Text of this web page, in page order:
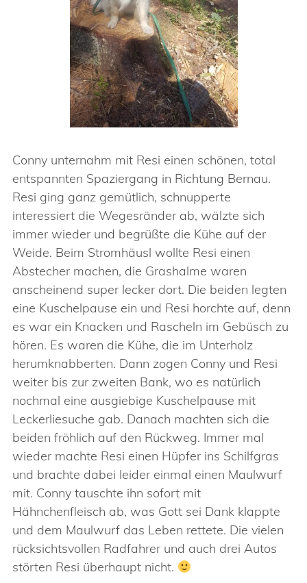
Conny unternahm mit Resi einen schönen, total
entspannten Spaziergang in Richtung Bernau.
Resi ging ganz gemütlich, schnupperte
interessiert die Wegesränder ab, wälzte sich
immer wieder und begrüßte die Kühe auf der
Weide. Beim Stromhäusl wollte Resi einen
Abstecher machen, die Grashalme waren
anscheinend super lecker dort. Die beiden legten
eine Kuschelpause ein und Resi horchte auf, denn
es war ein Knacken und Rascheln im Gebüsch zu
hören. Es waren die Kühe, die im Unterholz
herumknabberten. Dann zogen Conny und Resi
weiter bis zur zweiten Bank, wo es natürlich
nochmal eine ausgiebige Kuschelpause mit
Leckerliesuche gab. Danach machten sich die
beiden fröhlich auf den Rückweg. Immer mal
wieder machte Resi einen Hüpfer ins Schilfgras
und brachte dabei leider einmal einen Maulwurf
mit. Conny tauschte ihn sofort mit
Hähnchenfleisch ab, was Gott sei Dank klappte
und dem Maulwurf das Leben rettete. Die vielen
rücksichtsvollen Radfahrer und auch drei Autos
störten Resi überhaupt nicht.